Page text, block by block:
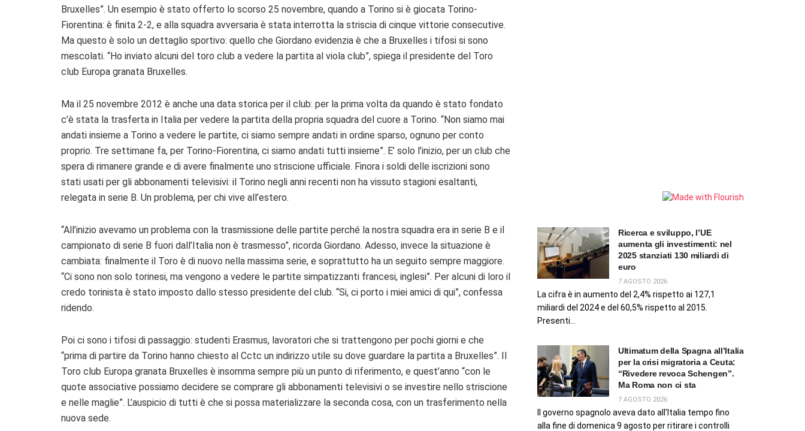
Bruxelles”. Un esempio è stato offerto lo scorso 25 novembre, quando a Torino si è giocata Torino-
Fiorentina: è finita 2-2, e alla squadra avversaria è stata interrotta la striscia di cinque vittorie consecutive.
Ma questo è solo un dettaglio sportivo: quello che Giordano evidenzia è che a Bruxelles i tifosi si sono
mescolati. “Ho inviato alcuni del toro club a vedere la partita al viola club”, spiega il presidente del Toro
club Europa granata Bruxelles.
Ma il 25 novembre 2012 è anche una data storica per il club: per la prima volta da quando è stato fondato
c’è stata la trasferta in Italia per vedere la partita della propria squadra del cuore a Torino. “Non siamo mai
andati insieme a Torino a vedere le partite, ci siamo sempre andati in ordine sparso, ognuno per conto
proprio. Tre settimane fa, per Torino-Fiorentina, ci siamo andati tutti insieme”. E’ solo l’inizio, per un club che
spera di rimanere grande e di avere finalmente uno striscione ufficiale. Finora i soldi delle iscrizioni sono
stati usati per gli abbonamenti televisivi: il Torino negli anni recenti non ha vissuto stagioni esaltanti,
relegata in serie B. Un problema, per chi vive all’estero.
“All’inizio avevamo un problema con la trasmissione delle partite perché la nostra squadra era in serie B e il
campionato di serie B fuori dall’Italia non è trasmesso”, ricorda Giordano. Adesso, invece la situazione è
cambiata: finalmente il Toro è di nuovo nella massima serie, e soprattutto ha un seguito sempre maggiore.
“Ci sono non solo torinesi, ma vengono a vedere le partite simpatizzanti francesi, inglesi”. Per alcuni di loro il
credo torinista è stato imposto dallo stesso presidente del club. “Si, ci porto i miei amici di qui”, confessa
ridendo.
Poi ci sono i tifosi di passaggio: studenti Erasmus, lavoratori che si trattengono per pochi giorni e che
“prima di partire da Torino hanno chiesto al Cctc un indirizzo utile su dove guardare la partita a Bruxelles”. Il
Toro club Europa granata Bruxelles è insomma sempre più un punto di riferimento, e quest’anno “con le
quote associative possiamo decidere se comprare gli abbonamenti televisivi o se investire nello striscione
e nelle maglie”. L’auspicio di tutti è che si possa materializzare la seconda cosa, con un trasferimento nella
nuova sede.
Ricerca e sviluppo, l’UE
aumenta gli investimenti: nel
2025 stanziati 130 miliardi di
euro
7 AGOSTO 2026
La cifra è in aumento del 2,4% rispetto ai 127,1
miliardi del 2024 e del 60,5% rispetto al 2015.
Presenti...
Ultimatum della Spagna all’Italia
per la crisi migratoria a Ceuta:
“Rivedere revoca Schengen”.
Ma Roma non ci sta
7 AGOSTO 2026
Il governo spagnolo aveva dato all'Italia tempo fino
alla fine di domenica 9 agosto per ritirare i controlli